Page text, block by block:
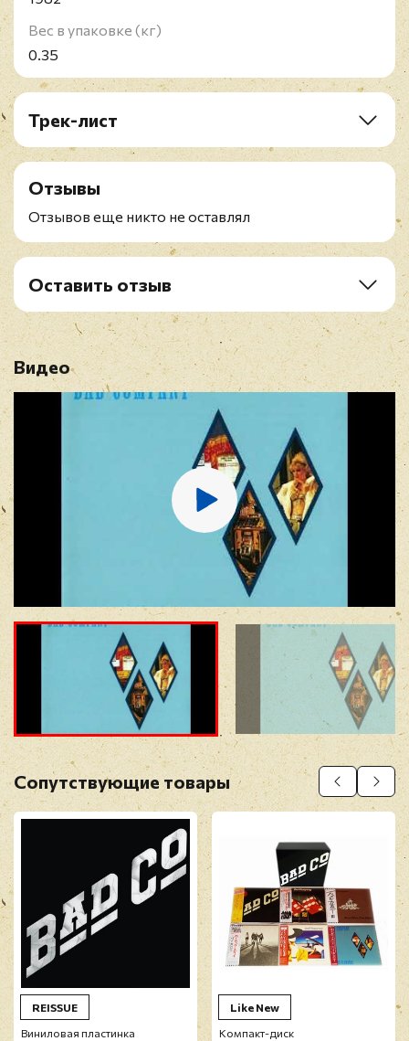
Вес в упаковке (кг)
0.35
Трек-лист
A1. Electricland
A2. Untie The Knot
A3. Nuthin' On The TV
A4. Painted Face
B1. Ballad Of The Band
B2. Cross Country Boy
B3. Old Mexico
B4. Downhill Ryder
B5. Racetrack
Отзывы
Отзывов еще никто не оставлял
Оставить отзыв
Имя*
Прикрепить фото
Оставить отзыв
Перед публикацией отзывы проходят
модерацию
Видео
Сопутствующие товары
REISSUE
Виниловая пластинка
Like New
Компакт-диск